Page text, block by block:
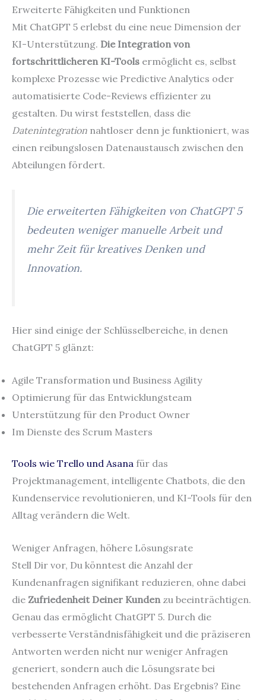
Erweiterte Fähigkeiten und Funktionen
Mit ChatGPT 5 erlebst du eine neue Dimension der
KI-Unterstützung. Die Integration von
fortschrittlicheren KI-Tools ermöglicht es, selbst
komplexe Prozesse wie Predictive Analytics oder
automatisierte Code-Reviews effizienter zu
gestalten. Du wirst feststellen, dass die
Datenintegration nahtloser denn je funktioniert, was
einen reibungslosen Datenaustausch zwischen den
Abteilungen fördert.
Die erweiterten Fähigkeiten von ChatGPT 5
bedeuten weniger manuelle Arbeit und
mehr Zeit für kreatives Denken und
Innovation.
Hier sind einige der Schlüsselbereiche, in denen
ChatGPT 5 glänzt:
Agile Transformation und Business Agility
Optimierung für das Entwicklungsteam
Unterstützung für den Product Owner
Im Dienste des Scrum Masters
Tools wie Trello und Asana für das
Projektmanagement, intelligente Chatbots, die den
Kundenservice revolutionieren, und KI-Tools für den
Alltag verändern die Welt.
Weniger Anfragen, höhere Lösungsrate
Stell Dir vor, Du könntest die Anzahl der
Kundenanfragen signifikant reduzieren, ohne dabei
die Zufriedenheit Deiner Kunden zu beeinträchtigen.
Genau das ermöglicht ChatGPT 5. Durch die
verbesserte Verständnisfähigkeit und die präziseren
Antworten werden nicht nur weniger Anfragen
generiert, sondern auch die Lösungsrate bei
bestehenden Anfragen erhöht. Das Ergebnis? Eine